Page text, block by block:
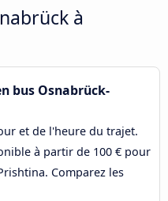
à
bus Osnabrück-
et de l'heure du trajet.
à partir de 100 € pour
Comparez les